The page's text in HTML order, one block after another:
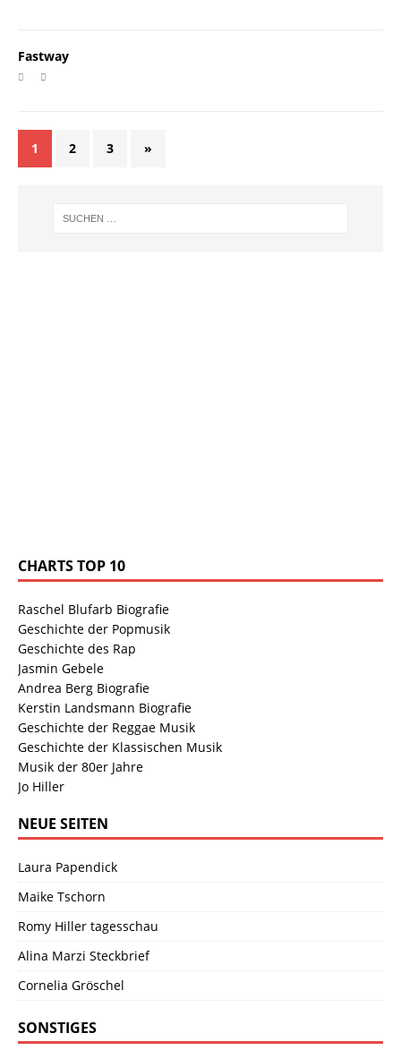
Fastway
1 2 3 »
CHARTS TOP 10
Raschel Blufarb Biografie
Geschichte der Popmusik
Geschichte des Rap
Jasmin Gebele
Andrea Berg Biografie
Kerstin Landsmann Biografie
Geschichte der Reggae Musik
Geschichte der Klassischen Musik
Musik der 80er Jahre
Jo Hiller
NEUE SEITEN
Laura Papendick
Maike Tschorn
Romy Hiller tagesschau
Alina Marzi Steckbrief
Cornelia Gröschel
SONSTIGES